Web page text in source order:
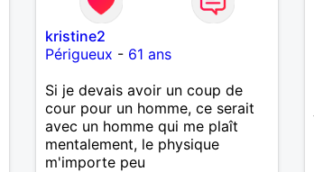
kristine2
Périgueux - 61 ans
Si je devais avoir un coup de
cour pour un homme, ce serait
avec un homme qui me plaît
mentalement, le physique
m'importe peu